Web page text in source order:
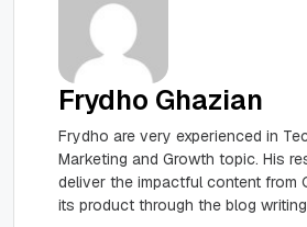
Frydho Ghazian
Frydho are very experienced in
Marketing and Growth topic. His
deliver the impactful content from
its product through the blog writing